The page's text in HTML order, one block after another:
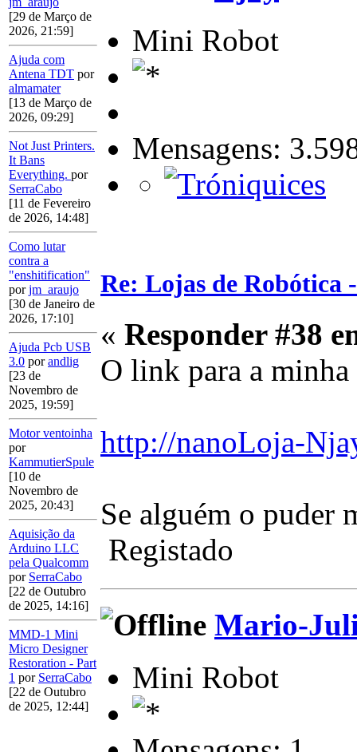
[29 de Março de
2026, 21:59]
Ajuda com
Antena TDT por
almamater
[13 de Março de
2026, 09:29]
Not Just Printers.
It Bans
Everything. por
SerraCabo
[11 de Fevereiro
de 2026, 14:48]
Como lutar
contra a
"enshitification"
porjm_araujo
[30 de Janeiro de
2026, 17:10]
Ajuda Pcb USB
3.0 porandlig
[23 de
Novembro de
2025, 19:59]
Motor ventoinha
por
KammutierSpule
[10 de
Novembro de
2025, 20:43]
Aquisição da
Arduino LLC
pela Qualcomm
por SerraCabo
[22 de Outubro
de 2025, 14:16]
MMD-1 Mini
Micro Designer
Restoration - Part
1 por SerraCabo
[22 de Outubro
de 2025, 12:44]
Mini Robot
Mensagens:
Re: Lojas de Robótica
« Responder #38
O link para a
http://nanoLoja-
Se alguém o puder
Registado
Mario-
Mini Robot